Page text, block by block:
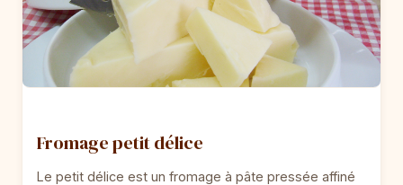
Fromage petit délice
Le petit délice est un fromage à pâte pressée affiné